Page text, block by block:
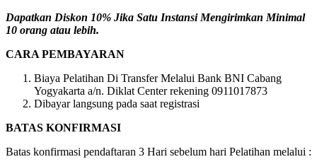
Dapatkan Diskon 10% Jika Satu Instansi Mengirimkan Minimal
10 orang atau lebih.
CARA PEMBAYARAN
Biaya Pelatihan Di Transfer Melalui Bank BNI Cabang
Yogyakarta a/n. Diklat Center rekening 0911017873
Dibayar langsung pada saat registrasi
BATAS KONFIRMASI
Batas konfirmasi pendaftaran 3 Hari sebelum hari Pelatihan melalui :